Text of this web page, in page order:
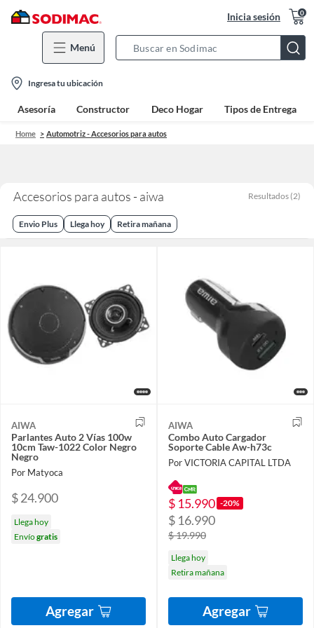
Inicia sesión 0
Menú
Bar
location-
icon
Ingresa tu ubicación
Asesoría Constructor Deco Hogar Tipos de Entrega
Home Automotriz - Accesorios para autos
Accesorios para autos - aiwa Resultados (2)
Envio Plus Llega hoy Retira mañana
AIWA
Parlantes Auto 2 Vías 100w
10cm Taw-1022 Color Negro
Negro
Por Matyoca
$ 24.900
Llega hoy
Envíogratis
Agregar
AIWA
Combo Auto Cargador
Soporte Cable Aw-h73c
Por VICTORIA CAPITAL LTDA
$ 15.990 -20%
$ 16.990
$ 19.990
Llega hoy
Retira mañana
Agregar